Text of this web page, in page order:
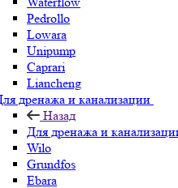
Pedrollo
Lowara
Unipump
Caprari
Liancheng
дренажа и канализации
Назад
Для дренажа и
Wilo
Grundfos
Ebara